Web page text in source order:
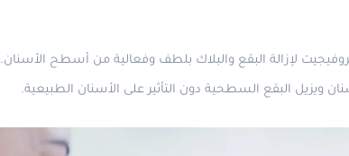
لإزالة البقع والبلاك بلطف وفعالية من أسطح الأسنان.
ويزيل البقع السطحية دون التأثير على الأسنان الطبيعية.